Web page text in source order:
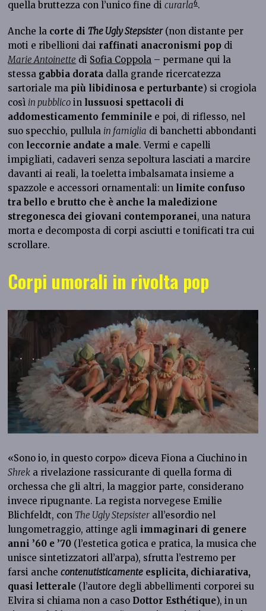
quella bruttezza con l’unico fine dicurarla6.
Anche la corte di The Ugly Stepsister(non distante per
moti e ribellioni dai raffinati anacronismi pop di
Marie Antoinette di Sofia Coppola – permane qui la
stessa gabbia dorata dalla grande ricercatezza
sartoriale ma più libidinosa e perturbante) si crogiola
così in pubblico in lussuosi spettacoli di
addomesticamento femminile e poi, di riflesso, nel
suo specchio, pullula in famiglia di banchetti abbondanti
con leccornie andate a male. Vermi e capelli
impigliati, cadaveri senza sepoltura lasciati a marcire
davanti ai reali, la toeletta imbalsamata insieme a
spazzole e accessori ornamentali: un limite confuso
tra bello e brutto che è anche la maledizione
stregonesca dei giovani contemporanei, una natura
morta e decomposta di corpi asciutti e tonificati tra cui
scrollare.
Corpi umorali in rivolta pop
«Sono io, in questo corpo» diceva Fiona a Ciuchino in
Shrek a rivelazione rassicurante di quella forma di
orchessa che gli altri, la maggior parte, considerano
invece ripugnante. La regista norvegese Emilie
Blichfeldt, con The Ugly Stepsister all’esordio nel
lungometraggio, attinge agli immaginari di genere
anni ’60 e ’70 (l’estetica gotica e pratica, la musica che
unisce sintetizzatori all’arpa), sfrutta l’estremo per
farsi anchecontenutisticamente esplicita, dichiarativa,
quasi letterale (l’autore degli abbellimenti corporei su
Elvira si chiama non a caso Dottor Esthétique), in un